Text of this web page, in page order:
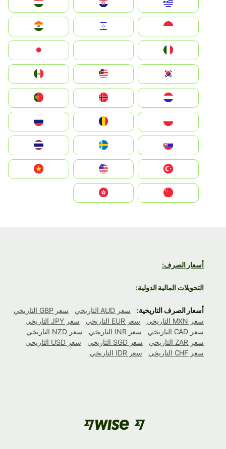
Hrvatska
Magyarország
Indonesia
South Korea
Nederland
Portugal
România
Slovensko
United States
Vietnam
أسعار الصرف:
التحويلات المالية الدولية:
أسعار الصرف التاريخية: سعر AUD التاريخي
سعر GBP التاريخي
سعر MXN التاريخي
سعر EUR التاريخي
سعر JPY التاريخي
سعر CAD التاريخي
سعر INR التاريخي
سعر NZD التاريخي
سعر ZAR التاريخي
سعر SGD التاريخي
سعر USD التاريخي
سعر CHF التاريخي
سعر IDR التاريخي